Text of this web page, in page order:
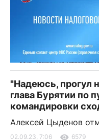
"Надеюсь, прогул
глава Бурятии по
командировки
Алексей Цыденов
02.09.23, 7:06 6579